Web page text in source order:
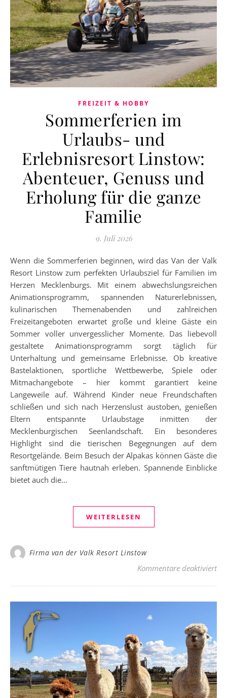
FREIZEIT & HOBBY
Sommerferien im
Urlaubs- und
Erlebnisresort Linstow:
Abenteuer, Genuss und
Erholung für die ganze
Familie
9. Juli 2026
Wenn die Sommerferien beginnen, wird das Van der Valk
Resort Linstow zum perfekten Urlaubsziel für Familien im
Herzen Mecklenburgs. Mit einem abwechslungsreichen
Animationsprogramm, spannenden Naturerlebnissen,
kulinarischen Themenabenden und zahlreichen
Freizeitangeboten erwartet große und kleine Gäste ein
Sommer voller unvergesslicher Momente. Das liebevoll
gestaltete Animationsprogramm sorgt täglich für
Unterhaltung und gemeinsame Erlebnisse. Ob kreative
Bastelaktionen, sportliche Wettbewerbe, Spiele oder
Mitmachangebote – hier kommt garantiert keine
Langeweile auf. Während Kinder neue Freundschaften
schließen und sich nach Herzenslust austoben, genießen
Eltern entspannte Urlaubstage inmitten der
Mecklenburgischen Seenlandschaft. Ein besonderes
Highlight sind die tierischen Begegnungen auf dem
Resortgelände. Beim Besuch der Alpakas können Gäste die
sanftmütigen Tiere hautnah erleben. Spannende Einblicke
bietet auch die…
WEITERLESEN
Firma van der Valk Resort Linstow
Kommentare deaktiviertfür